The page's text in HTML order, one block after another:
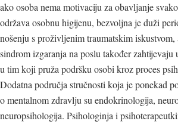
ako osoba nema motivaciju za obavljanje
održava osobnu higijenu, bezvoljna je duži
nošenju s proživljenim traumatskim
sindrom izgaranja na poslu također
u tim koji pruža podršku osobi kroz proces
Dodatna područja stručnosti koja je ponekad
o mentalnom zdravlju su endokrinologija,
neuropsihologija. Psihologinja i